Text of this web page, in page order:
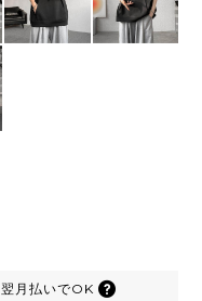
翌月払いでOK